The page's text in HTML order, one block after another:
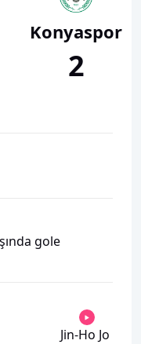
Konyaspor
2
gole
Jin-Ho Jo